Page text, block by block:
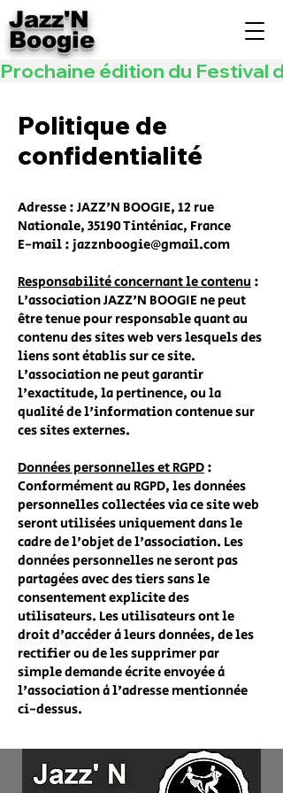
Jazz'N
Boogie
Prochaine édition du Festival
Politique de
confidentialité
Adresse : JAZZ'N BOOGIE, 12 rue
Nationale, 35190 Tinténiac, France
E-mail : jazznboogie@gmail.com
Responsabilité concernant le contenu :
L'association JAZZ'N BOOGIE ne peut
être tenue pour responsable quant au
contenu des sites web vers lesquels des
liens sont établis sur ce site.
L'association ne peut garantir
l'exactitude, la pertinence, ou la
qualité de l'information contenue sur
ces sites externes.
Données personnelles et RGPD:
Conformément au RGPD, les données
personnelles collectées via ce site web
seront utilisées uniquement dans le
cadre de l'objet de l'association. Les
données personnelles ne seront pas
partagées avec des tiers sans le
consentement explicite des
utilisateurs. Les utilisateurs ont le
droit d'accéder à leurs données, de les
rectifier ou de les supprimer par
simple demande écrite envoyée à
l'association à l'adresse mentionnée
ci-dessus.